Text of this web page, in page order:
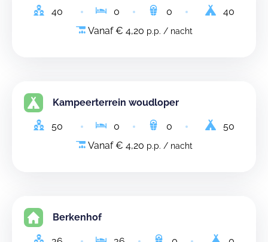
40 0 0
40
Vanaf € 4,20 p.p. / nacht
Kampeerterrein woudloper
50 0 0
50
Vanaf € 4,20 p.p. / nacht
Berkenhof